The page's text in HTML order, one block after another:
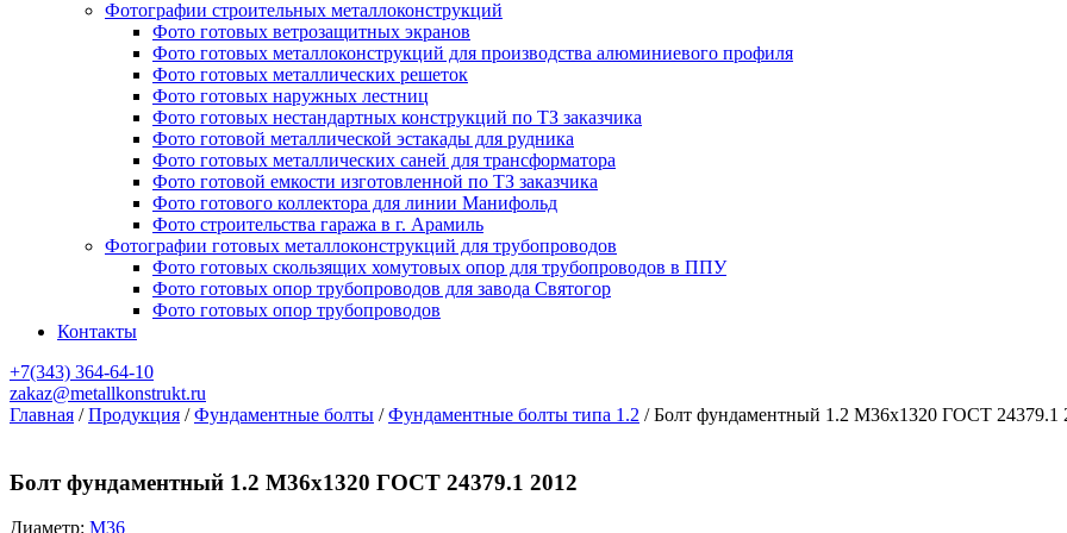
Фотографии строительных металлоконструкций
Фото готовых ветрозащитных экранов
Фото готовых металлоконструкций для производства алюминиевого профиля
Фото готовых металлических решеток
Фото готовых наружных лестниц
Фото готовых нестандартных конструкций по ТЗ заказчика
Фото готовой металлической эстакады для рудника
Фото готовых металлических саней для трансформатора
Фото готовой емкости изготовленной по ТЗ заказчика
Фото готового коллектора для линии Манифольд
Фото строительства гаража в г. Арамиль
Фотографии готовых металлоконструкций для трубопроводов
Фото готовых скользящих хомутовых опор для трубопроводов в ППУ
Фото готовых опор трубопроводов для завода Святогор
Фото готовых опор трубопроводов
Контакты
+7(343) 364-64-10
zakaz@metallkonstrukt.ru
Главная / Продукция / Фундаментные болты / Фундаментные болты типа 1.2 / Болт фундаментный 1.2 М36х1320 ГОСТ 24379.1
Болт фундаментный 1.2 М36х1320 ГОСТ 24379.1 2012
Диаметр: М36